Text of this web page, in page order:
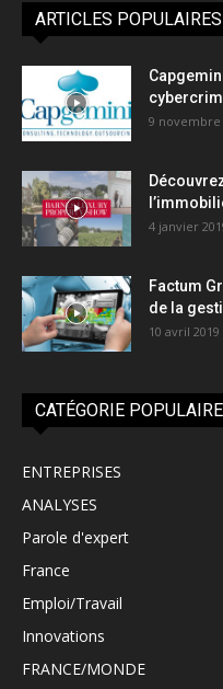
ARTICLES POPULAIRES
9 novembre
4 janvier
Factum
de la
10 avril 2019
CATÉGORIE POPULAIRE
ENTREPRISES
ANALYSES
Parole d'expert
France
Emploi/Travail
Innovations
FRANCE/MONDE